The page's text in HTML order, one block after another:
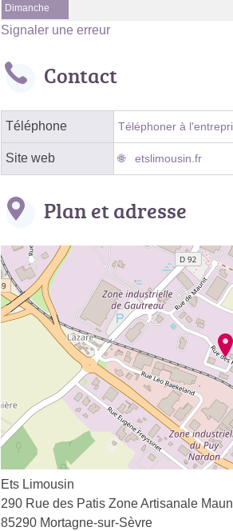
Dimanche
Signaler une erreur
Contact
Téléphone Téléphoner à
Site web etslimousin.fr
Plan et adresse
Ets Limousin
290 Rue des Patis Zone Artisanale
85290 Mortagne-sur-Sèvre